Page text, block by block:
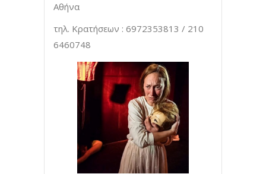
Αθήνα
τηλ. Κρατήσεων : 6972353813 / 210
6460748